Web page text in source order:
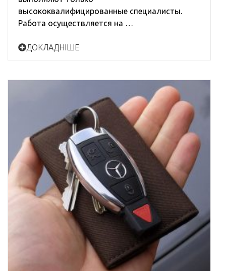
высококвалифицированные специалисты.
Работа осуществляется на …
ДОКЛАДНІШЕ